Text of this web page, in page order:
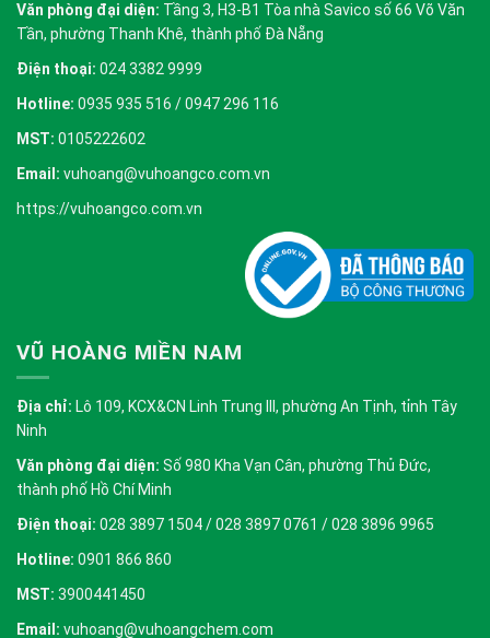
Văn phòng đại diện: Tầng 3, H3-B1 Tòa nhà Savico số 66 Võ Văn
Tần, phường Thanh Khê, thành phố Đà Nẵng
Điện thoại: 024 3382 9999
Hotline: 0935 935 516 / 0947 296 116
MST: 0105222602
Email: vuhoang@vuhoangco.com.vn
https://vuhoangco.com.vn
VŨ HOÀNG MIỀN NAM
Địa chỉ: Lô 109, KCX&CN Linh Trung III, phường An Tịnh, tỉnh Tây
Ninh
Văn phòng đại diện: Số 980 Kha Vạn Cân, phường Thủ Đức,
thành phố Hồ Chí Minh
Điện thoại: 028 3897 1504 / 028 3897 0761 / 028 3896 9965
Hotline: 0901 866 860
MST: 3900441450
Email: vuhoang@vuhoangchem.com